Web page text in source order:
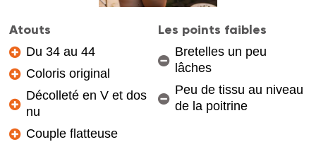
Atouts
Du 34 au 44
Coloris original
Décolleté en V et dos
nu
Couple flatteuse
Les points faibles
Bretelles un peu
lâches
Peu de tissu au niveau
de la poitrine